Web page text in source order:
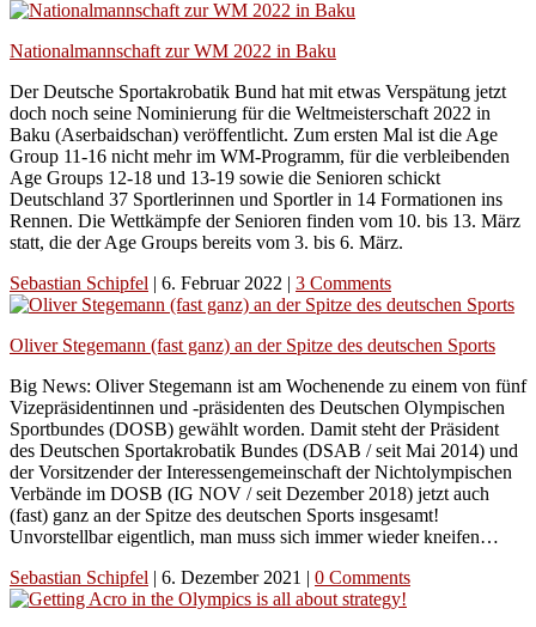
Nationalmannschaft zur WM 2022 in Baku
Der Deutsche Sportakrobatik Bund hat mit etwas Verspätung jetzt
doch noch seine Nominierung für die Weltmeisterschaft 2022 in
Baku (Aserbaidschan) veröffentlicht. Zum ersten Mal ist die Age
Group 11-16 nicht mehr im WM-Programm, für die verbleibenden
Age Groups 12-18 und 13-19 sowie die Senioren schickt
Deutschland 37 Sportlerinnen und Sportler in 14 Formationen ins
Rennen. Die Wettkämpfe der Senioren finden vom 10. bis 13. März
statt, die der Age Groups bereits vom 3. bis 6. März.
Sebastian Schipfel | 6. Februar 2022 | 3 Comments
Oliver Stegemann (fast ganz) an der Spitze des deutschen Sports
Big News: Oliver Stegemann ist am Wochenende zu einem von fünf
Vizepräsidentinnen und -präsidenten des Deutschen Olympischen
Sportbundes (DOSB) gewählt worden. Damit steht der Präsident
des Deutschen Sportakrobatik Bundes (DSAB / seit Mai 2014) und
der Vorsitzender der Interessengemeinschaft der Nichtolympischen
Verbände im DOSB (IG NOV / seit Dezember 2018) jetzt auch
(fast) ganz an der Spitze des deutschen Sports insgesamt!
Unvorstellbar eigentlich, man muss sich immer wieder kneifen…
Sebastian Schipfel | 6. Dezember 2021 | 0 Comments